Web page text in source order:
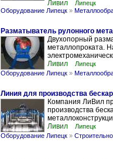
Ливил
Липецк
Оборудование Липецк »
Разматыватель рулонного
Двухопорный
металлопроката.
Ливил
Липецк
Оборудование Липецк »
Линия для производства
Компания ЛиВил
производства
Ливил
Липецк
Оборудование Липецк »